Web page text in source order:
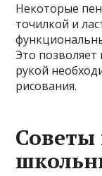
Некоторые
точилкой и
Это
рукой
рисования.
Советы